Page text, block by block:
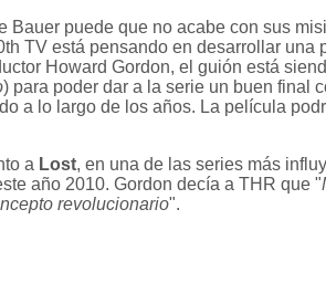
Bauer puede que no acabe con sus
TV está pensando en desarrollar una
Howard Gordon, el guión está
) para poder dar a la serie un buen final
a lo largo de los años. La película
a Lost, en una de las series más
año 2010. Gordon decía a THR que "
revolucionario".